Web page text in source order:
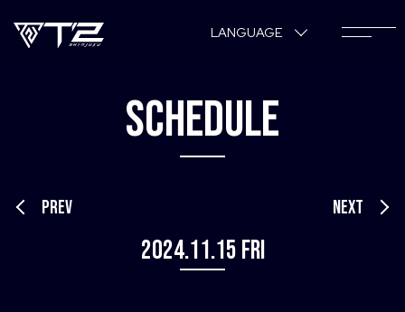
LANGUAGE
SCHEDULE
PREV
2024.11.15 Fri
NEXT